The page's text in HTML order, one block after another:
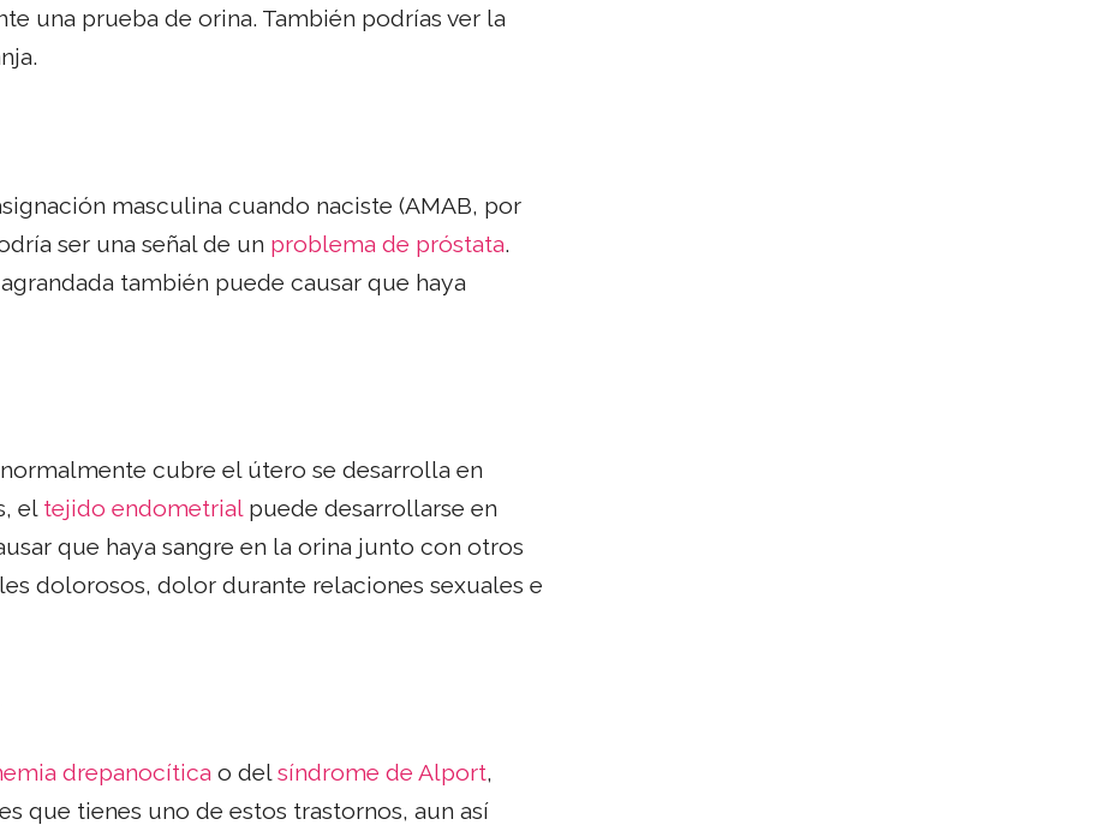
una prueba de orina. También podrías ver la
masculina cuando naciste (AMAB, por
ser una señal de un problema de próstata.
también puede causar que haya
cubre el útero se desarrolla en
el tejido endometrialpuede desarrollarse en
que haya sangre en la orina junto con otros
dolorosos, dolor durante relaciones sexuales e
drepanocítica o delsíndrome de Alport,
que tienes uno de estos trastornos, aun así